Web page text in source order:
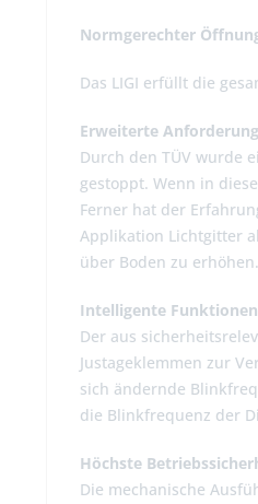
Normgerechter
Das LIGI erfüllt die
Erweiterte
Durch den TÜV wurde
gestoppt. Wenn in
Ferner hat der
Applikation Lichtgitter
über Boden zu
Intelligente
Der aus
Justageklemmen zur
sich ändernde
die Blinkfrequenz der
Höchste
Die mechanische